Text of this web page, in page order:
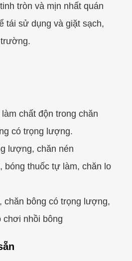
tròn và mịn nhất quán
tái sử dụng và giặt sạch,
chất độn trong chăn
có trọng lượng.
lượng, chăn nén
bóng thuốc tự làm, chăn lo
chăn bông có trọng lượng,
chơi nhồi bông